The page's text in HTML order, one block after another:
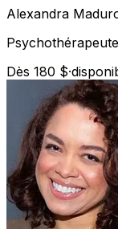
Alexandra
Dès 180 $·